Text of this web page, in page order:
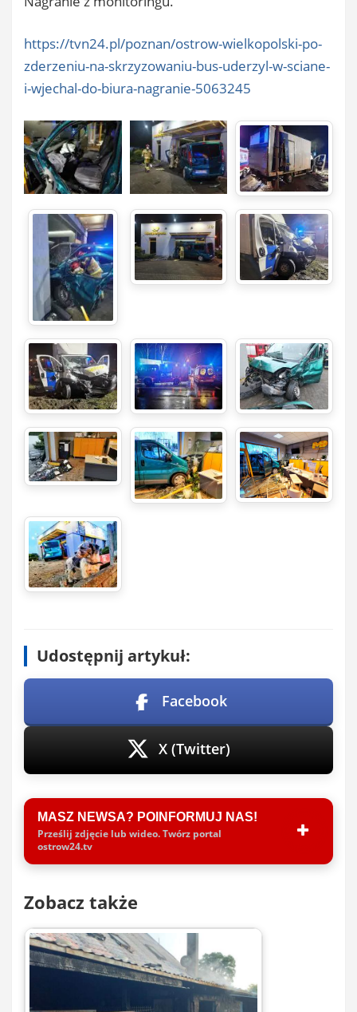
https://tvn24.pl/poznan/ostrow-wielkopolski-po-
zderzeniu-na-skrzyzowaniu-bus-uderzyl-w-sciane-
i-wjechal-do-biura-nagranie-5063245
Udostępnij artykuł:
Facebook
X (Twitter)
MASZ NEWSA? POINFORMUJ NAS!
Prześlij zdjęcie lub wideo. Twórz portal
ostrow24.tv
Zobacz także